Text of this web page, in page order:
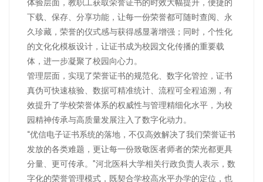
体验层面，教职工获取荣誉证书的时效大幅提升，便捷的
下载、保存、分享功能，让每一份荣誉都可随时查阅、永
久珍藏，荣誉的仪式感与获得感显著增强；同时，个性化
的文化化模板设计，让证书成为校园文化传播的重要载
体，进一步凝聚了校园向心力。
管理层面，实现了荣誉证书的规范化、数字化管控，证书
真伪可快速核验、数据可精准统计、流程可全程追溯，有
效提升了学校荣誉体系的权威性与管理精细化水平，为校
园精神传承与高质量发展注入了数字化动力。
“优信电子证书系统的落地，不仅高效解决了我们荣誉证书
发放的各类难题，更让每一份致敬医者师者的荣光都更具
分量、更可传承。”河北医科大学相关行政负责人表示，数
字化的荣誉管理模式，既契合学校高水平办学的定位，也